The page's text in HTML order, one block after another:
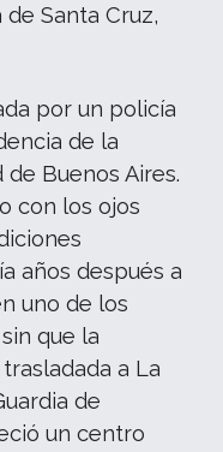
Santa Cruz,
por un policía
de la
Buenos Aires.
con los ojos
años después a
uno de los
que la
a La
de
un centro